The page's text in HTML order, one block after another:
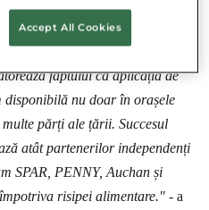
puțin mai puțin de un an am
suntem deja la mai mult
faptului că aplicația de
disponibilă nu doar în orașele
părți ale țării. Succesul
atât partenerilor independenți
SPAR, PENNY, Auchan și
risipei alimentare." - a
Accept All Cookies